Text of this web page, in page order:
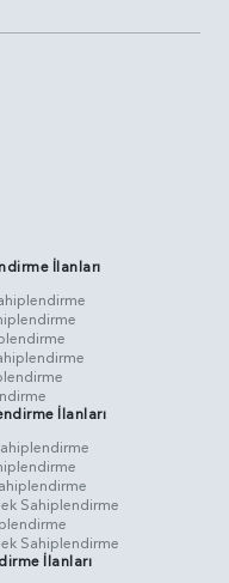
İlanları
İlanları
Sahiplendirme
Sahiplendirme
İlanları